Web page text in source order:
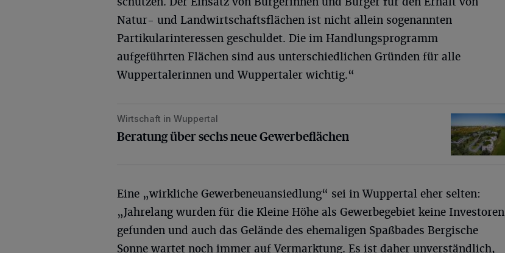
Natur- und Landwirtschaftsflächen ist nicht allein sogenannten
Partikularinteressen geschuldet. Die im Handlungsprogramm
aufgeführten Flächen sind aus unterschiedlichen Gründen für alle
Wuppertalerinnen und Wuppertaler wichtig.“
Beratung über sechs neue Gewerbeflächen
Wirtschaft in Wuppertal
Beratung über sechs neue Gewerbeflächen
Eine „wirkliche Gewerbeneuansiedlung“ sei in Wuppertal eher selten:
„Jahrelang wurden für die Kleine Höhe als Gewerbegebiet keine Investoren
gefunden und auch das Gelände des ehemaligen Spaßbades Bergische
Sonne wartet noch immer auf Vermarktung. Es ist daher unverständlich,